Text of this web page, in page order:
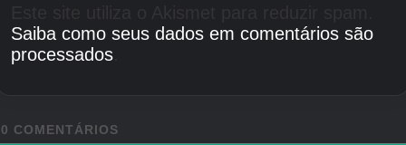
Saiba como seus dados em comentários são
processados.
0 COMENTÁRIOS